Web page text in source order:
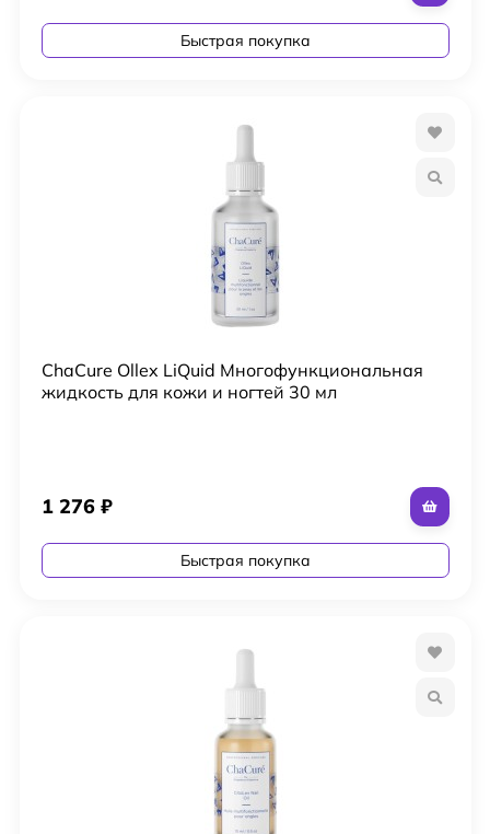
Быстрая покупка
ChaCure Ollex LiQuid Многофункциональная
жидкость для кожи и ногтей 30 мл
1 276 ₽
Быстрая покупка